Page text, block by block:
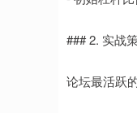
### 2. 实战
论坛最活跃